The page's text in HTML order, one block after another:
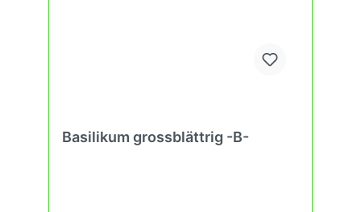
Basilikum grossblättrig -B-